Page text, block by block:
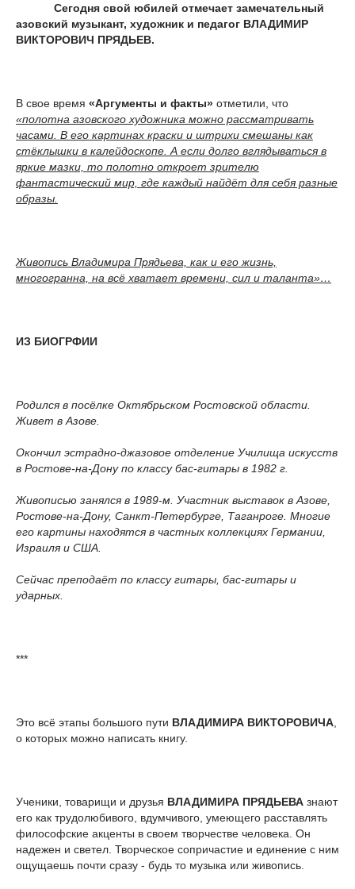
Сегодня свой юбилей отмечает замечательный
азовский музыкант, художник и педагог ВЛАДИМИР
ВИКТОРОВИЧ ПРЯДЬЕВ.
В свое время «Аргументы и факты» отметили, что
«полотна азовского художника можно рассматривать
часами. В его картинах краски и штрихи смешаны как
стёклышки в калейдоскопе. А если долго вглядываться в
яркие мазки, то полотно откроет зрителю
фантастический мир, где каждый найдёт для себя разные
образы.
Живопись Владимира Прядьева, как и его жизнь,
многогранна, на всё хватает времени, сил и таланта»…
ИЗ БИОГРФИИ
Родился в посёлке Октябрьском Ростовской области.
Живет в Азове.
Окончил эстрадно-джазовое отделение Училища искусств
в Ростове-на-Дону по классу бас-гитары в 1982 г.
Живописью занялся в 1989-м. Участник выставок в Азове,
Ростове-на-Дону, Санкт-Петербурге, Таганроге. Многие
его картины находятся в частных коллекциях Германии,
Израиля и США.
Сейчас преподаёт по классу гитары, бас-гитары и
ударных.
***
Это всё этапы большого пути ВЛАДИМИРА ВИКТОРОВИЧА
о которых можно написать книгу.
Ученики, товарищи и друзья ВЛАДИМИРА ПРЯДЬЕВА знают
его как трудолюбивого, вдумчивого, умеющего расставлять
философские акценты в своем творчестве человека. Он
надежен и светел. Творческое сопричастие и единение с ним
ощущаешь почти сразу - будь то музыка или живопись.